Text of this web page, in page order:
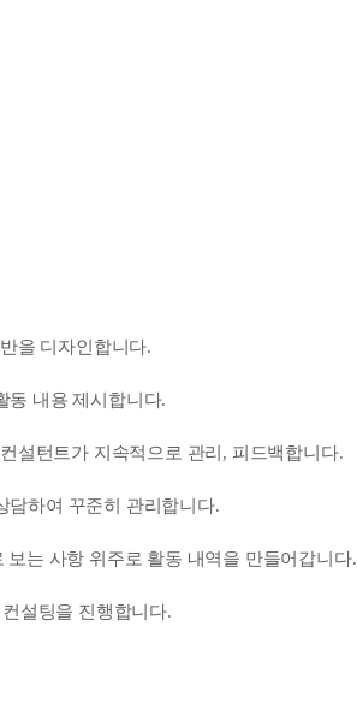
을 디자인합니다.
동 내용 제시합니다.
설턴트가 지속적으로 관리, 피드백합니다.
담하여 꾸준히 관리합니다.
는 사항 위주로 활동 내역을 만들어갑니다.
설팅을 진행합니다.